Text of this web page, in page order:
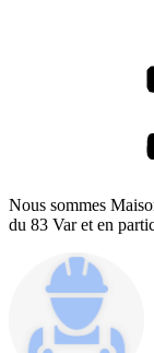
Nous sommes
du 83 Var et en